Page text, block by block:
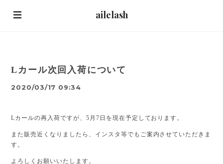
ailelash
Lカール次回入荷について
2020/03/17 09:34
Lカールの再入荷ですが、5月7日を現在予定しております。
また販売近くなりましたら、インスタ等でもご案内させていただきま
す。
よろしくお願いいたします。